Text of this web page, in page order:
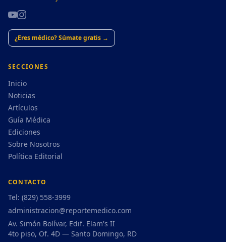
¿Eres médico? Súmate gratis →
SECCIONES
Inicio
Noticias
Artículos
Guía Médica
Ediciones
Sobre Nosotros
Política Editorial
CONTACTO
Tel: (829) 558-3999
administracion@reportemedico.com
Av. Simón Bolívar, Edif. Elam's II
4to piso, Of. 4D — Santo Domingo, RD